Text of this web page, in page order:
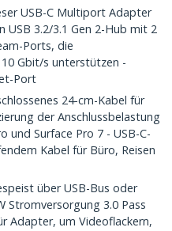
USB-C Multiport Adapter
3.2/3.1 Gen 2-Hub mit 2
Ports, die
Gbit/s unterstützen -
Port
24-cm-Kabel für
der Anschlussbelastung
und Surface Pro 7 - USB-C-
Kabel für Büro, Reisen
über USB-Bus oder
Stromversorgung 3.0 Pass
Adapter, um Videoflackern,